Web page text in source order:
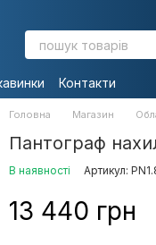
Контакти
Головна Магазин
Пантограф
В наявності Артикул:
13 440 грн